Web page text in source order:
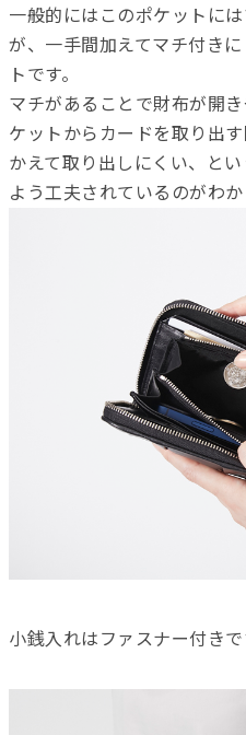
一般的にはこのポケットに
が、 一手間加えてマチ付き
トです。
マチがあることで財布が開き
ケットからカードを取り出す
かえて取り出しにくい、
と
よう工夫されているのがわか
小銭入れはファスナー付きで